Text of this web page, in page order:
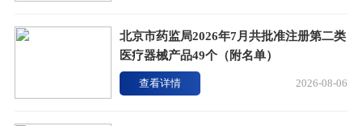
北京市药监局2026年7月共批准注册第二类
医疗器械产品49个（附名单）
2026-08-06
查看详情